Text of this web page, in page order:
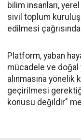
bilim insanları,
sivil toplum
edilmesi
Platform, yaban
mücadele ve doğal
alınmasına yönelik
geçirilmesi
konusu değildir"